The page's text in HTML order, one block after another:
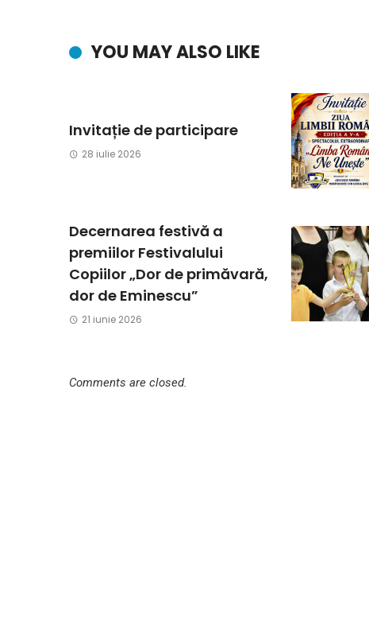
YOU MAY ALSO LIKE
Invitație de participare
28 iulie 2026
Decernarea festivă a
premiilor Festivalului
Copiilor „Dor de primăvară,
dor de Eminescu”
21 iunie 2026
Comments are closed.